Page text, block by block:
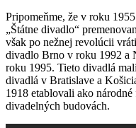
Pripomeňme, že v roku
„Štátne divadlo“
však po nežnej revolúcii
divadlo Brno v roku 1992 a
roku 1995. Tieto divadlá
divadlá v Bratislave a
1918 etablovali ako
divadelných budovách.